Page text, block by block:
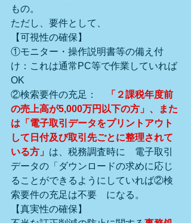
もの。
ただし、要件として、
【可視性の確保】
①モニター・操作説明書等の備え付
け：これは通常PC等で作業していれば
OK
②検索要件の充足：
「２課税年度前
の売上高が5,000万円以下の方」、また
は「電子取引データをプリントアウト
して日付及び取引先ごとに整理されて
いる方」 は、税務調査時に　電子取引
データの「ダウンロードの求めに応じ
ることができるようにしていれば②検
索要件の充足は不要　になる。
【真実性の確保】